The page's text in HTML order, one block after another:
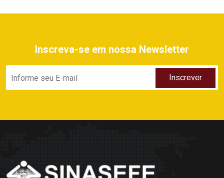
Inscreva-se em nossa Newsletter